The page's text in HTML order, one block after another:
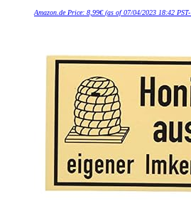
Amazon.de Price: 8,99€(as of 07/04/2023 18:42 PST-